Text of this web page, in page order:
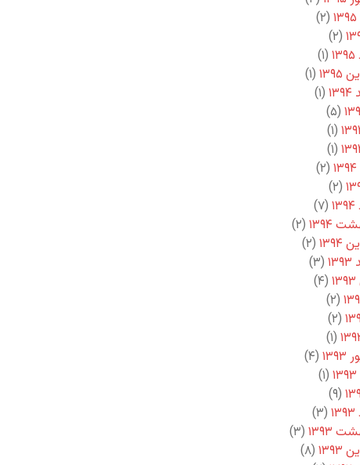
(۲)
(۲)
(۱)
(۱)
(۱)
(۵)
(۱)
(۱)
(۲)
(۲)
(۷)
۱۳۹۴
(۲)
(۲)
(۳)
(۴)
(۲)
(۲)
(۱)
(۴)
(۱)
(۹)
(۳)
۱۳۹۳
(۳)
(۸)